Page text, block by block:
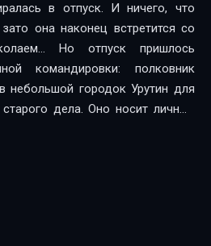
в отпуск. И ничего, что
она наконец встретится со
Но отпуск пришлось
командировки: полковник
небольшой городок Урутин для
дела. Оно носит личный
назад там погиб его брат Виктор